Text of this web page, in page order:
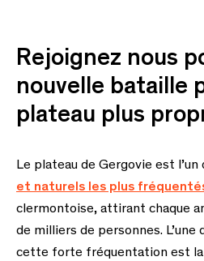
Rejoignez nous
nouvelle bataille
plateau plus
Le plateau de Gergovie est l’un
et naturels les plus
clermontoise, attirant chaque
de milliers de personnes. L’une
cette forte fréquentation est la